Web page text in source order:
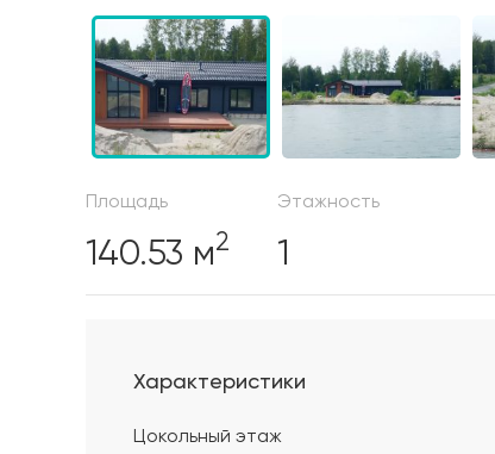
Площадь
140.53 м2
Этажность
1
Характеристики
Цокольный этаж